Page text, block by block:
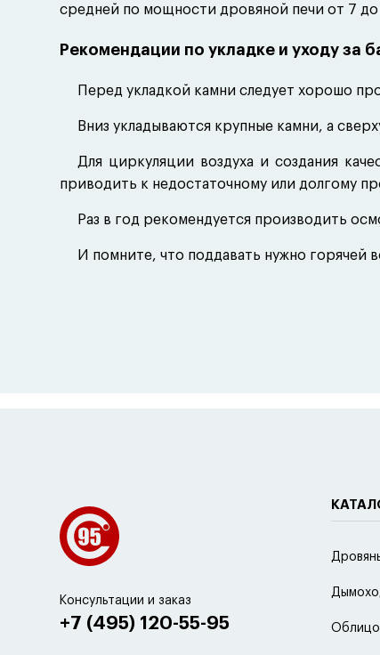
средней по мощности дровяной печи от 7 до
Рекомендации по укладке и уходу за
Перед укладкой камни следует хорошо
Вниз укладываются крупные камни, а
Для циркуляции воздуха и создания
приводить к недостаточному или долгому
Раз в год рекомендуется производить
И помните, что поддавать нужно горячей
Консультации и заказ
+7 (495) 120-55-95